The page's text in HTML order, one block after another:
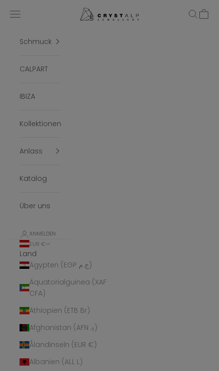
crystalpjewelry
Menü Suchen
Schmuck
CALPART
IBIZA
Kollektionen
Anlass
Katalog
Über uns
ANMELDEN
EUR €
Land
Ägypten (EGP ج.م)
Äquatorialguinea (XAF
CFA)
Äthiopien (ETB Br)
Afghanistan (AFN ؋)
Ålandinseln (EUR €)
Albanien (ALL L)